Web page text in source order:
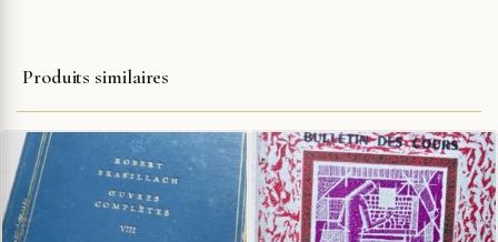
Produits similaires